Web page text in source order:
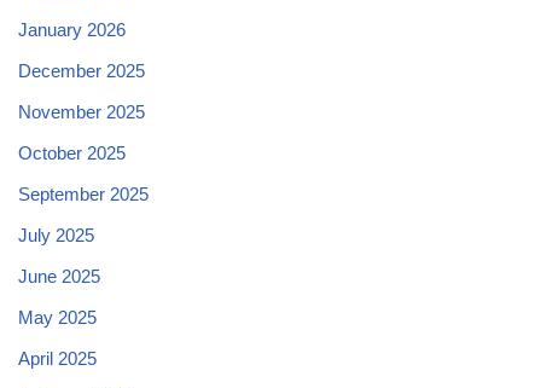
January 2026
December 2025
November 2025
October 2025
September 2025
July 2025
June 2025
May 2025
April 2025